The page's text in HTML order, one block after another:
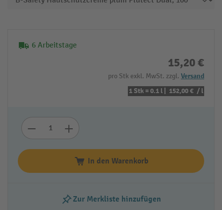
6 Arbeitstage
15,20 €
pro Stk exkl. MwSt. zzgl. Versand
1 Stk = 0.1 l | 152,00 € / l
In den Warenkorb
Zur Merkliste hinzufügen